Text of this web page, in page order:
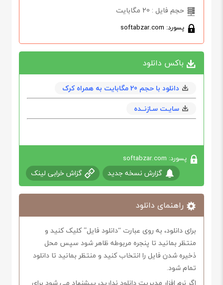
حجم فایل : 20 مگابایت
پسورد: softabzar.com
باکس دانلود
دانلود با حجم 20 مگابایت به همراه کرک
سایـت سـازنــده
پسورد: softabzar.com
گزارش نسخه جدید گزاش خرابی لینک
راهنمای دانلود
برای دانلود، به روی عبارت “دانلود فایل” کلیک کنید و
منتظر بمانید تا پنجره مربوطه ظاهر شود سپس محل
ذخیره شدن فایل را انتخاب کنید و منتظر بمانید تا دانلود
تمام شود.